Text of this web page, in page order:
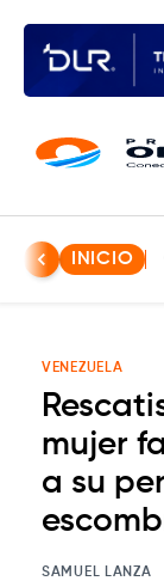
INICIO
VENEZUELA
mujer
a su
SAMUEL LANZA